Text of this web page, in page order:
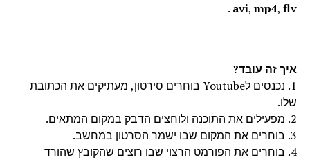
avi,mp4,flv
.
איך זה עובד?
1. נכנסים לYoutube בוחרים סירטון, מעתיקים את הכתובת
שלו.
2. מפעילים את התוכנה ולוחצים הדבק במקום המתאים.
3. בוחרים את המקום שבו ישמר הסרטון במחשב.
4. בוחרים את הפורמט הרצוי שבו רוצים שהקובץ שהורד